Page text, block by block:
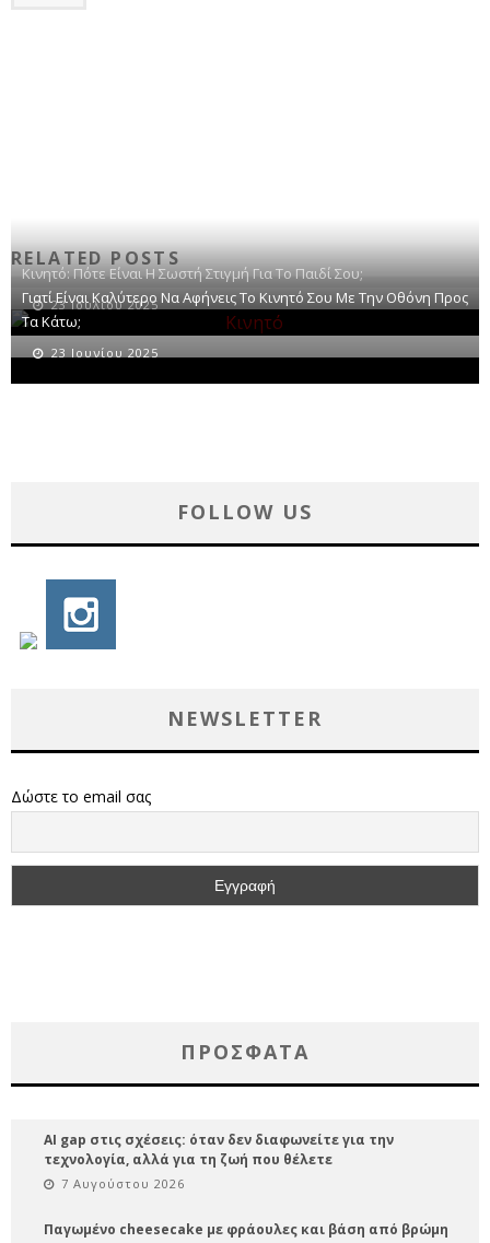
RELATED POSTS
Κινητό: Πότε Είναι Η Σωστή Στιγμή Για Το Παιδί Σου;
23 Ιουλίου 2025
Γιατί Είναι Καλύτερο Να Αφήνεις Το Κινητό Σου Με Την Οθόνη Προς
Τα Κάτω;
23 Ιουνίου 2025
FOLLOW US
NEWSLETTER
Δώστε το email σας
ΠΡΌΣΦΑΤΑ
AI gap στις σχέσεις: όταν δεν διαφωνείτε για την
τεχνολογία, αλλά για τη ζωή που θέλετε
7 Αυγούστου 2026
Παγωμένο cheesecake με φράουλες και βάση από βρώμη